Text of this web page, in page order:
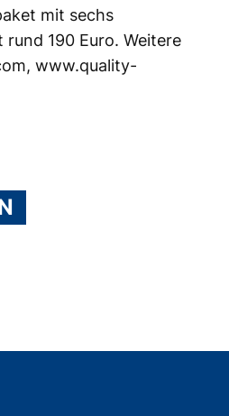
mit sechs
190 Euro. Weitere
, www.quality-